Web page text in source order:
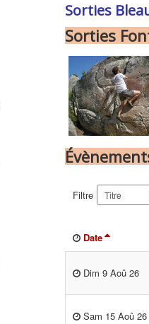
Sorties
Sorties
Filtre
Date
Dim 9 Aoû 26
Sam 15 Aoû 26